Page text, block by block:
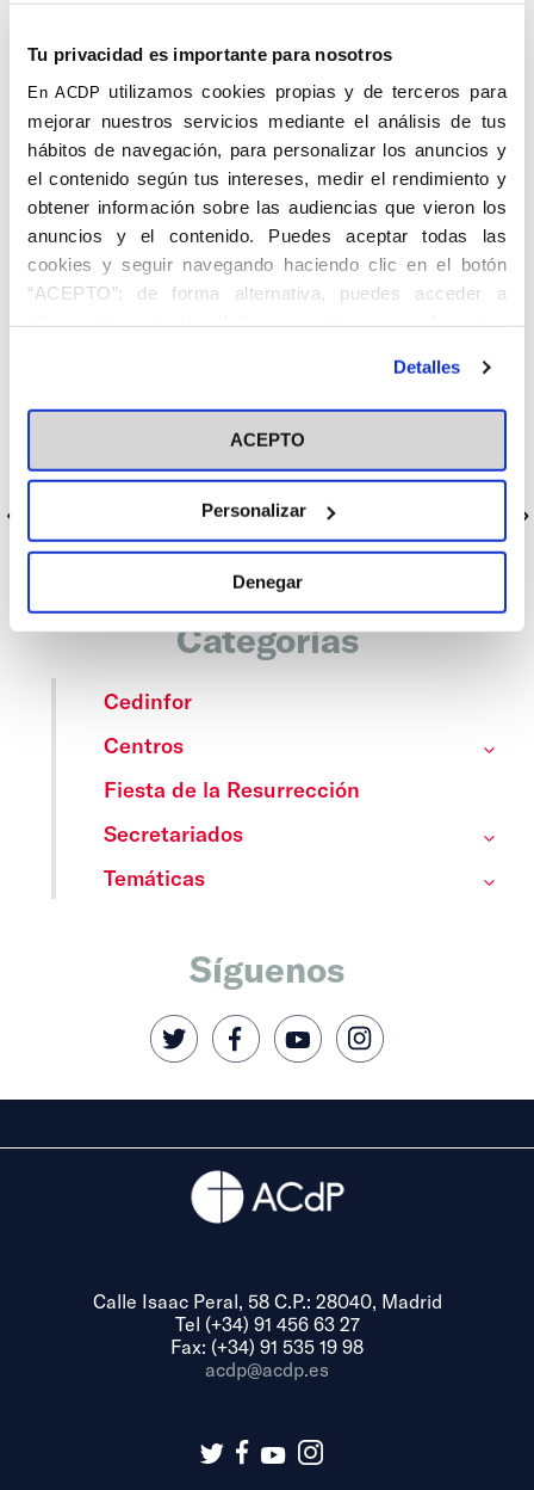
Tu privacidad es importante para nosotros
En ACDP utilizamos cookies propias y de terceros para
mejorar nuestros servicios mediante el análisis de tus
hábitos de navegación, para personalizar los anuncios y
el contenido según tus intereses, medir el rendimiento y
obtener información sobre las audiencias que vieron los
anuncios y el contenido. Puedes aceptar todas las
cookies y seguir navegando haciendo clic en el botón
“ACEPTO”; de forma alternativa, puedes acceder a
información más detallada y cambiar tus preferencias
en el botón "Personalizar". Para más información puedes
visitar nuestra Política de Cookies
Detalles
ACEPTO
Personalizar
Denegar
EL EFECTO AVESTRUZ
Cuando vienen curvas, ¿metes la cabeza bajo tierra o encaras el
desafío de frente? Dicen que a los avestruces les tira la primera
De esta intuición nace ‘El Efecto Avestruz’: una serie de
pelos en la lengua, pero con el humor y la esperanza por
bandera. ¿Te sumas?
Categorías
Cedinfor
Centros
Fiesta de la Resurrección
Secretariados
Temáticas
Síguenos
Calle Isaac Peral, 58 C.P.: 28040, Madrid
Tel (+34) 91 456 63 27
Fax: (+34) 91 535 19 98
acdp@acdp.es